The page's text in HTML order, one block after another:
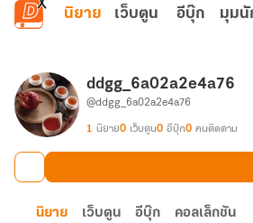
ข้ามไปยังเนื้อหาหลัก
นิยาย เว็บตูน อีบุ๊ก มุมนั
ddgg_6a02a2e4a76
@ddgg_6a02a2e4a76
1 นิยาย0 เว็บตูน0 อีบุ๊ก0 คนติดตาม
นิยาย เว็บตูน อีบุ๊ก คอลเล็กชัน